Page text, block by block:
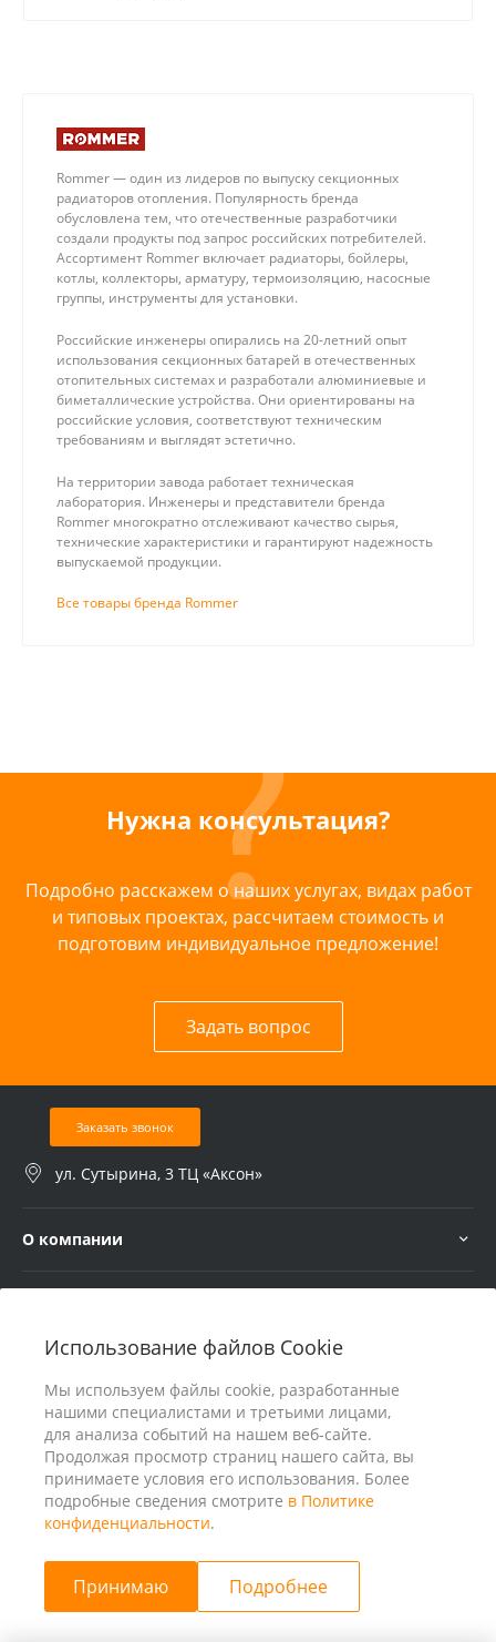
Использование файлов Cookie
Мы используем файлы cookie, разработанные
нашими специалистами и третьими лицами,
для анализа событий на нашем веб-сайте.
Продолжая просмотр страниц нашего сайта, вы
принимаете условия его использования. Более
подробные сведения смотрите в Политике
конфиденциальности.
Принимаю Подробнее
Rommer — один из лидеров по выпуску секционных
радиаторов отопления. Популярность бренда
обусловлена тем, что отечественные разработчики
создали продукты под запрос российских потребителей.
Ассортимент Rommer включает радиаторы, бойлеры,
котлы, коллекторы, арматуру, термоизоляцию, насосные
группы, инструменты для установки.
Российские инженеры опирались на 20-летний опыт
использования секционных батарей в отечественных
отопительных системах и разработали алюминиевые и
биметаллические устройства. Они ориентированы на
российские условия, соответствуют техническим
требованиям и выглядят эстетично.
На территории завода работает техническая
лаборатория. Инженеры и представители бренда
Rommer многократно отслеживают качество сырья,
технические характеристики и гарантируют надежность
выпускаемой продукции.
Все товары бренда Rommer
Нужна консультация?
Подробно расскажем о наших услугах, видах работ
и типовых проектах, рассчитаем стоимость и
подготовим индивидуальное предложение!
Задать вопрос
Заказать звонок
ул. Сутырина, 3 ТЦ «Аксон»
О компании